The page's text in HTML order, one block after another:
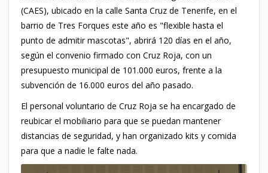
(CAES), ubicado en la calle Santa Cruz de Tenerife, en el
barrio de Tres Forques este año es "flexible hasta el
punto de admitir mascotas", abrirá 120 días en el año,
según el convenio firmado con Cruz Roja, con un
presupuesto municipal de 101.000 euros, frente a la
subvención de 16.000 euros del año pasado.
El personal voluntario de Cruz Roja se ha encargado de
reubicar el mobiliario para que se puedan mantener
distancias de seguridad, y han organizado kits y comida
para que a nadie le falte nada.